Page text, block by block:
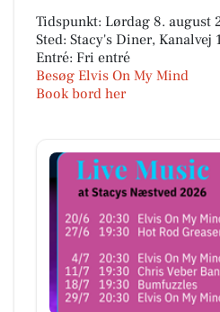
Tidspunkt: Lørdag 8. august
Sted: Stacy's Diner, Kanalvej
Entré: Fri entré
Besøg Elvis On My Mind
Book bord her